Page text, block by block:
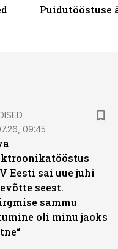
Puidutööstuse
09:45
Eesti sai uue juhi
seest.
sammu
oli minu jaoks